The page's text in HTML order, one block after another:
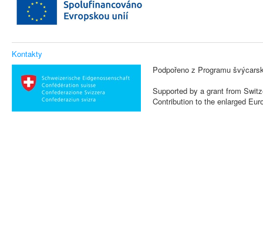
Kontakty
Podpořeno z Programu
Supported by a grant from
Contribution to the enlarged